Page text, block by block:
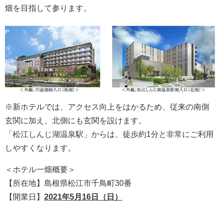
畑を目指して参ります。
※新ホテルでは、アクセス向上をはかるため、従来の南側
玄関に加え、北側にも玄関を設けます。
「松江しんじ湖温泉駅」からは、徒歩約1分と非常にご利用
しやすくなります。
＜ホテル一畑概要＞
【所在地】島根県松江市千鳥町30番
【開業日】 2021年5月16日（日）